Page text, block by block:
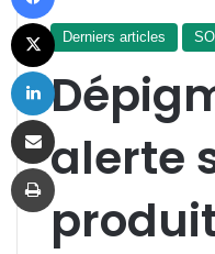
Derniers articles
alerte
X
Imprimer